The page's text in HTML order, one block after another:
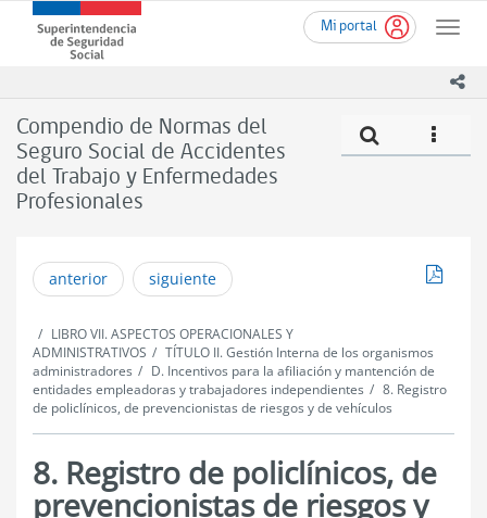
contenido
Mi portal
Toggle
Superintendencia
de
(SUSESO)
-
Gobierno
de
Chile
Compendio de Normas del
Seguro Social de Accidentes
del Trabajo y Enfermedades
Profesionales
icono
anterior siguiente
LIBRO VII. ASPECTOS OPERACIONALES Y
ADMINISTRATIVOS
TÍTULO II. Gestión Interna de los organismos
administradores
D. Incentivos para la afiliación y mantención de
entidades empleadoras y trabajadores independientes
8. Registro
de policlínicos, de prevencionistas de riesgos y de vehículos
8. Registro de policlínicos, de
prevencionistas de riesgos y